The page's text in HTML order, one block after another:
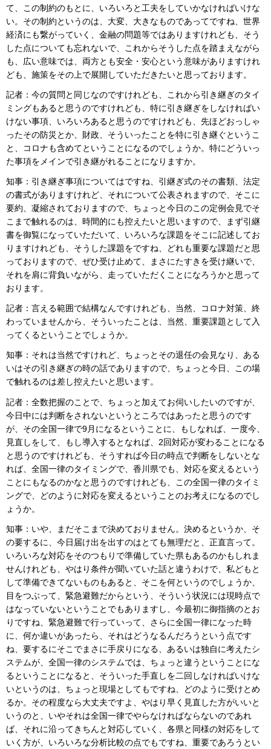
て、この制約のもとに、いろいろと工夫をしていかなければいけな
い。その制約というのは、大変、大きなものであってですね、世界
経済にも繋がっていく、金融の問題等ではありますけれども、そう
した点についても忘れないで、これからそうした点を踏まえながら
も、広い意味では、両方とも安全・安心という意味がありますけれ
ども、施策をその上で展開していただきたいと思っております。
記者：今の質問と同じなのですけれども、これから引き継ぎのタイ
ミングもあると思うのですけれども、特に引き継ぎをしなければい
けない事項、いろいろあると思うのですけれども、先ほどおっしゃ
ったその防災とか、財政、そういったことを特に引き継ぐというこ
と、コロナも含めてということになるのでしょうか。特にどういっ
た事項をメインで引き継がれることになりますか。
知事：引き継ぎ事項についてはですね、引継ぎ式のその書類、法定
の書式がありますけれど、それについて公表されますので、そこに
要約、凝縮されておりますので、ちょっと今日のこの定例会見でそ
こまで触れるのは、時間的にも控えたいと思いますので、まず引継
書を御覧になっていただいて、いろいろな課題をそこに記述してお
りますけれども、そうした課題をですね、どれも重要な課題だと思
っておりますので、ぜひ受け止めて、まさにたすきを受け継いで、
それを肩に背負いながら、走っていただくことになろうかと思って
おります。
記者：言える範囲で結構なんですけれども、当然、コロナ対策、終
わっていませんから、そういったことは、当然、重要課題として入
ってくるということでしょうか。
知事：それは当然ですけれど、ちょっとその退任の会見なり、ある
いはその引き継ぎの時の話でありますので、ちょっと今日、この場
で触れるのは差し控えたいと思います。
記者：全数把握のことで、ちょっと加えてお伺いしたいのですが、
今日中には判断をされないというところではあったと思うのです
が、その全国一律で9月になるということに、もしなれば、一度今、
見直しをして、もし導入するとなれば、2回対応が変わることになる
と思うのですけれども、そうすれば今日の時点で判断をしないとな
れば、全国一律のタイミングで、香川県でも、対応を変えるという
ことにもなるのかなと思うのですけれども、この全国一律のタイミ
ングで、どのように対応を変えるということのお考えになるのでし
ょうか。
知事：いや、まだそこまで決めておりません。決めるというか、そ
の要するに、今日届け出を出すのはとても無理だと、正直言って。
いろいろな対応をそのつもりで準備していた県もあるのかもしれま
せんけれども、やはり条件が聞いていた話と違うわけで、私どもと
して準備できてないものもあると、そこを何というのでしょうか、
目をつぶって、緊急避難だからという、そういう状況には現時点で
はなっていないということでもありますし、今最初に御指摘のとお
りですね、緊急避難で行っていって、さらに全国一律になった時
に、何か違いがあったら、それはどうなるんだろうという点です
ね、要するにそこでまさに手戻りになる、あるいは独自に考えたシ
ステムが、全国一律のシステムでは、ちょっと違うということにな
るということになると、そういった手直しを二回しなければいけな
いというのは、ちょっと現場としてもですね、どのように受けとめ
るか。その程度なら大丈夫ですよ、やはり早く見直した方がいいと
いうのと、いやそれは全国一律でやらなければならないのであれ
ば、それに沿ってきちんと対応していく、各県と同様の対応をして
いく方が、いろいろな分析比較の点でもですね、重要であろうとい